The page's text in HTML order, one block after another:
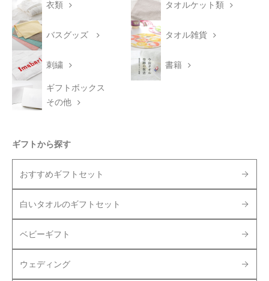
衣類 タオルケット類
バスグッズ タオル雑貨
刺繍 書籍
ギフトボックス
その他
ギフトから探す
おすすめギフトセット
白いタオルのギフトセット
ベビーギフト
ウェディング